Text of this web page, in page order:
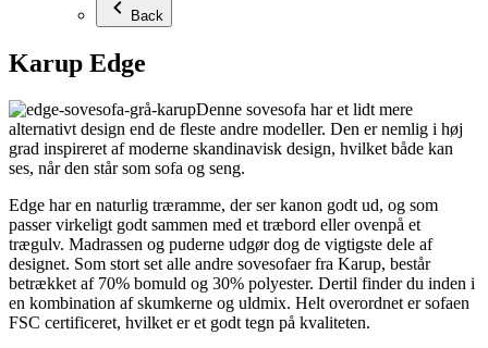
Back
Karup Edge
Denne sovesofa har et lidt mere
alternativt design end de fleste andre modeller. Den er nemlig i høj
grad inspireret af moderne skandinavisk design, hvilket både kan
ses, når den står som sofa og seng.
Edge har en naturlig træramme, der ser kanon godt ud, og som
passer virkeligt godt sammen med et træbord eller ovenpå et
trægulv. Madrassen og puderne udgør dog de vigtigste dele af
designet. Som stort set alle andre sovesofaer fra Karup, består
betrækket af 70% bomuld og 30% polyester. Dertil finder du inden i
en kombination af skumkerne og uldmix. Helt overordnet er sofaen
FSC certificeret, hvilket er et godt tegn på kvaliteten.